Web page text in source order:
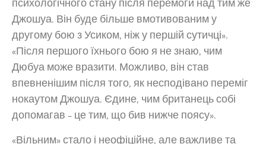
психологічного стану після перемоги над тим же
Джошуа. Він буде більше вмотивованим у
другому бою з Усиком, ніж у першій сутичці».
«Після першого їхнього бою я не знаю, чим
Дюбуа може вразити. Можливо, він став
впевненішим після того, як несподівано переміг
нокаутом Джошуа. Єдине, чим британець собі
допомагав – це тим, що бив нижче поясу».
«Вільним» стало і неофіційне, але важливе та